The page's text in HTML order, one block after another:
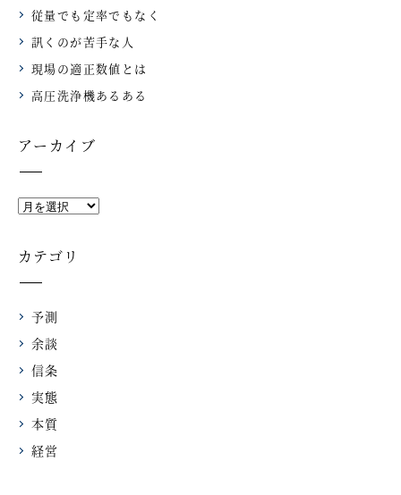
従量でも定率でもなく
訊くのが苦手な人
現場の適正数値とは
高圧洗浄機あるある
アーカイブ
カテゴリ
予測
余談
信条
実態
本質
経営